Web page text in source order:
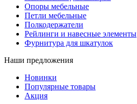
Опоры мебельные
Петли мебельные
Полкодержатели
Рейлинги и навесные элементы
Фурнитура для шкатулок
Наши предложения
Новинки
Популярные товары
Акция